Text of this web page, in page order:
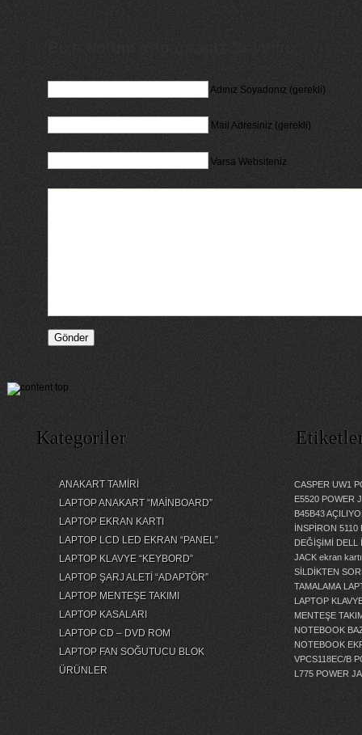
Adınız Soyadonız (gerekli)
Mail Adresiniz (gerekli)
Varsa Websiteniz
Kategoriler
ANAKART TAMİRİ
LAPTOP ANAKART “MAİNBOARD”
LAPTOP EKRAN KARTI
LAPTOP LCD LED EKRAN “PANEL”
LAPTOP KLAVYE “KEYBORD”
LAPTOP ŞARJ ALETİ “ADAPTÖR”
LAPTOP MENTEŞE TAKIMI
LAPTOP KASALARI
LAPTOP CD – DVD ROM
LAPTOP FAN SOĞUTUCU BLOK
ÜRÜNLER
CASPER UW1
E5520 POWER
B45B43
İNSPİRON
DEĞİŞİMİ
DELL
JACK ekran
SİLDİKTEN
TAMALAMA
LAPTOP
MENTEŞE
NOTEBOOK
NOTEBOOK
VPCS118EC/B
L775 POWER